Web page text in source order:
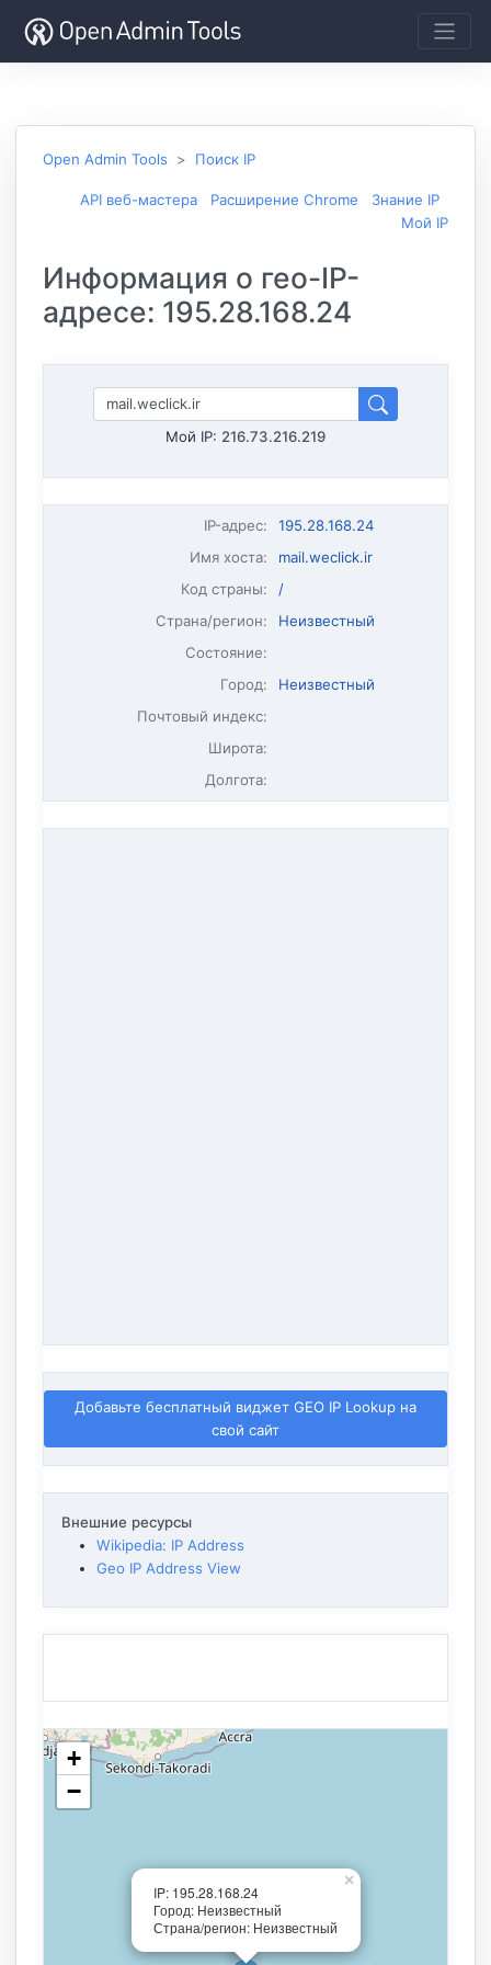
Open Admin Tools Поиск IP
API веб-мастера Расширение Chrome
Знание IP
Мой IP
Информация о гео-IP-
адресе: 195.28.168.24
Мой IP: 216.73.216.219
IP-адрес:
195.28.168.24
Имя хоста:
mail.weclick.ir
Код страны:
/
Страна/регион:
Неизвестный
Состояние:
Город:
Неизвестный
Почтовый индекс:
Широта:
Долгота:
Добавьте бесплатный виджет GEO IP Lookup на
свой сайт
Внешние ресурсы
Wikipedia: IP Address
Geo IP Address View
IP: 195.28.168.24
Город: Неизвестный
Страна/регион: Неизвестный
×
+
−